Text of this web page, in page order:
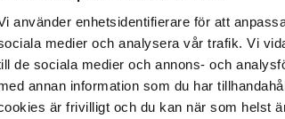
använder enhetsidentifierare för att
medier och analysera vår trafik. Vi
de sociala medier och annons- och
annan information som du har
är frivilligt och du kan när som helst
Ansiktsvård
Dermatologisk hudvård
HudbesvärHudbesvär Hudvård Torr hud